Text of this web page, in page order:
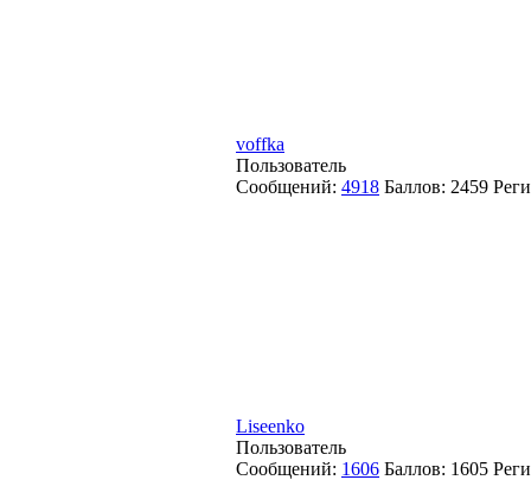
voffka
Пользователь
Сообщений: 4918 Баллов: 2459
Liseenko
Пользователь
Сообщений: 1606 Баллов: 1605